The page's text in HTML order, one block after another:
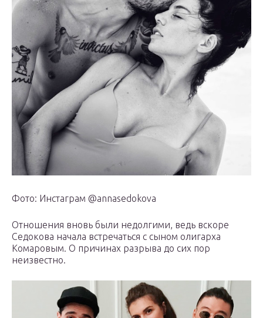
Фото: Инстаграм @annasedokova
Отношения вновь были недолгими, ведь вскоре
Седокова начала встречаться с сыном олигарха
Комаровым. О причинах разрыва до сих пор
неизвестно.